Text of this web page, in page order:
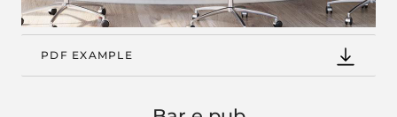
PDF EXAMPLE